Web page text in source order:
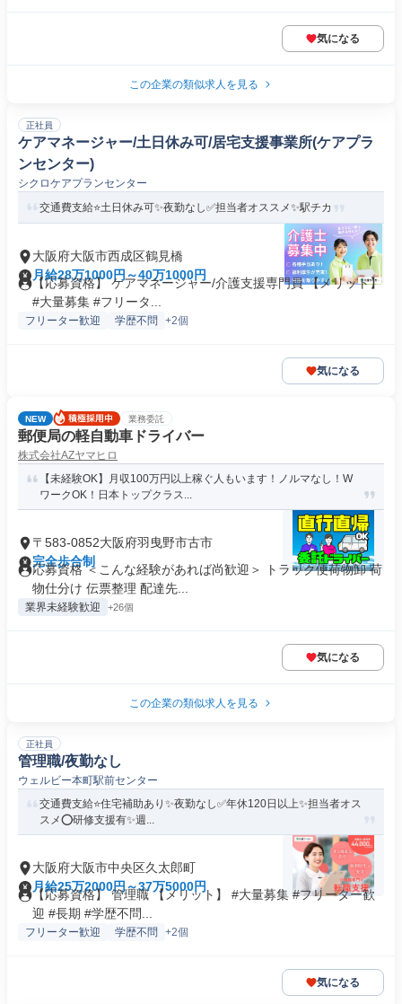
気になる
この企業の類似求人を見る
正社員
ケアマネージャー/土日休み可/居宅支援事業所(ケアプラ
ンセンター)
シクロケアプランセンター
交通費支給⭐️土日休み可✨夜勤なし✅️担当者オススメ✨駅チカ
大阪府大阪市西成区鶴見橋
月給28万1000円～40万1000円
【応募資格】 ケアマネージャー/介護支援専門員 【メリット】
#大量募集 #フリータ...
フリーター歓迎 学歴不問 +2個
気になる
NEW 業務委託
郵便局の軽自動車ドライバー
株式会社AZヤマヒロ
【未経験OK】月収100万円以上稼ぐ人もいます！ノルマなし！W
ワークOK！日本トップクラス...
〒583-0852大阪府羽曳野市古市
完全歩合制
応募資格 ＜こんな経験があれば尚歓迎＞ トラック便荷物卸 荷
物仕分け 伝票整理 配達先...
業界未経験歓迎 +26個
気になる
この企業の類似求人を見る
正社員
管理職/夜勤なし
ウェルビー本町駅前センター
交通費支給⭐️住宅補助あり✨夜勤なし✅️年休120日以上✨担当者オス
スメ⭕️研修支援有✨週...
大阪府大阪市中央区久太郎町
月給25万2000円～37万5000円
【応募資格】 管理職 【メリット】 #大量募集 #フリーター歓
迎 #長期 #学歴不問...
フリーター歓迎 学歴不問 +2個
気になる